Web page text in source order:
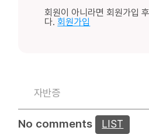
회원이 아니라면 회원가입
다.회원가입
자반증
No comments LIST